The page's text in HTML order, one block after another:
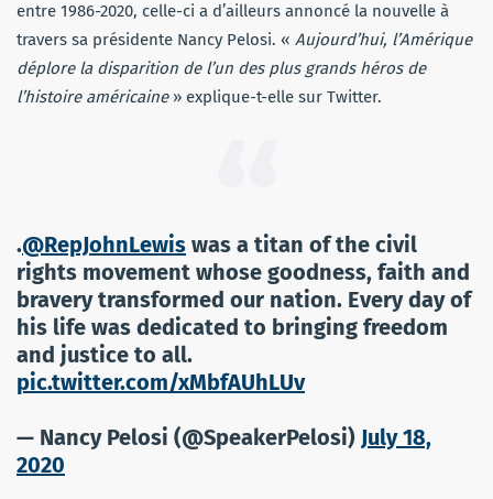
entre 1986-2020, celle-ci a d’ailleurs annoncé la nouvelle à
travers sa présidente Nancy Pelosi. « Aujourd’hui, l’Amérique
déplore la disparition de l’un des plus grands héros de
l’histoire américaine» explique-t-elle sur Twitter.
.@RepJohnLewis was a titan of the civil
rights movement whose goodness, faith and
bravery transformed our nation. Every day of
his life was dedicated to bringing freedom
and justice to all.
pic.twitter.com/xMbfAUhLUv
— Nancy Pelosi (@SpeakerPelosi) July 18,
2020